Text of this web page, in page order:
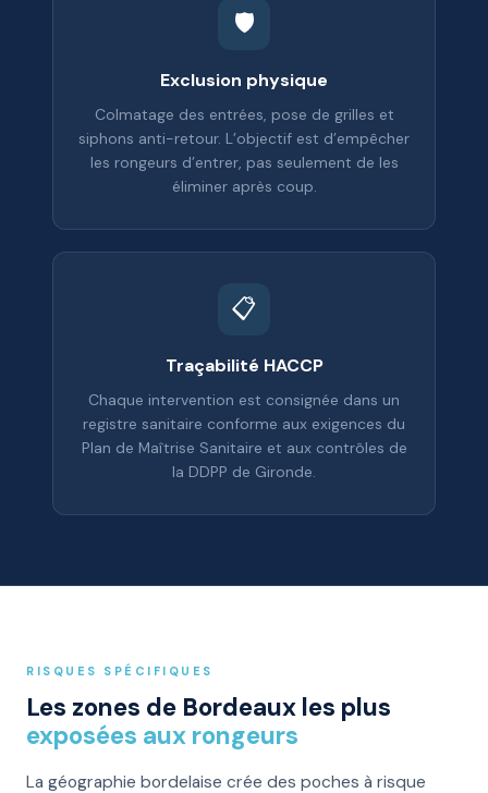
🛡️
Exclusion physique
Colmatage des entrées, pose de grilles et
siphons anti-retour. L’objectif est d’empêcher
les rongeurs d’entrer, pas seulement de les
éliminer après coup.
📋
Traçabilité HACCP
Chaque intervention est consignée dans un
registre sanitaire conforme aux exigences du
Plan de Maîtrise Sanitaire et aux contrôles de
la DDPP de Gironde.
RISQUES SPÉCIFIQUES
Les zones de Bordeaux les plus
exposées aux rongeurs
La géographie bordelaise crée des poches à risque